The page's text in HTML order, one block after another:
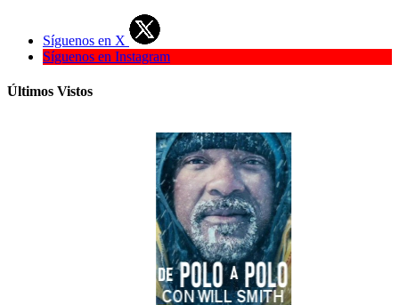
Síguenos en X
Síguenos en Instagram
Últimos Vistos